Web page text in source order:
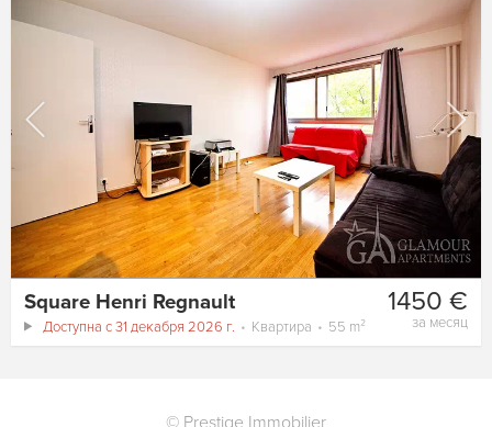
1450 €
за месяц
Square Henri Regnault
Доступна с 31 декабря 2026 г. Квартира 55 m²
© Prestige Immobilier